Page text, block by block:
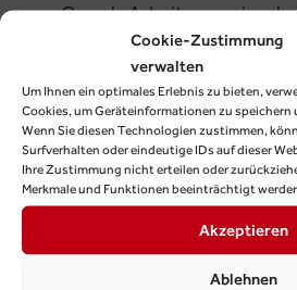
Cookie-Zustimmung
verwalten
Um Ihnen ein optimales Erlebnis zu bieten,
Cookies, um Geräteinformationen zu
Wenn Sie diesen Technologien zustimmen,
Surfverhalten oder eindeutige IDs auf dieser
Ihre Zustimmung nicht erteilen oder
Merkmale und Funktionen beeinträchtigt
Akzeptieren
Ablehnen
casusQuo als
Sozialversicherer kann Kassen bei
Pflegeabrechnung unterstützen.
unkompliziert.
Crew-News